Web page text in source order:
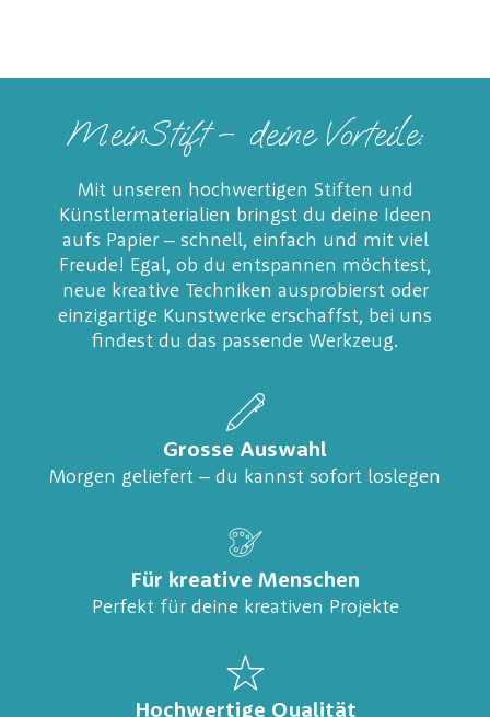
MeinStift – deine Vorteile:
Mit unseren hochwertigen Stiften und
Künstlermaterialien bringst du deine Ideen
aufs Papier – schnell, einfach und mit viel
Freude! Egal, ob du entspannen möchtest,
neue kreative Techniken ausprobierst oder
einzigartige Kunstwerke erschaffst, bei uns
findest du das passende Werkzeug.
Grosse Auswahl
Morgen geliefert – du kannst sofort loslegen
Für kreative Menschen
Perfekt für deine kreativen Projekte
Hochwertige Qualität